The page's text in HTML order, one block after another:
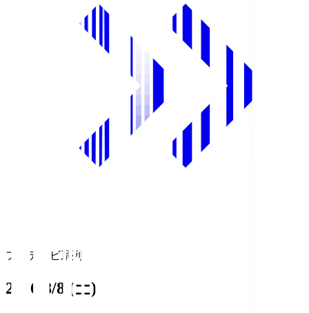
フジテレビ系列
2026/8/8 (土)